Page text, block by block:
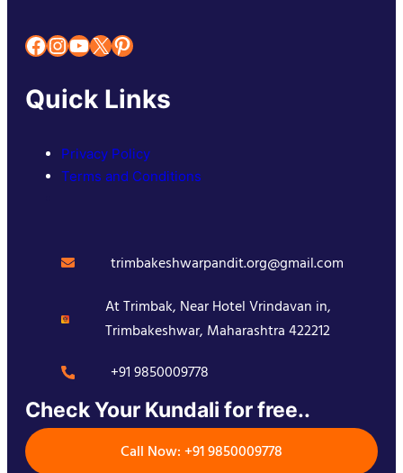
Facebook InstagramYouTube X Pinterest
Quick Links
Privacy Policy
Terms and Conditions
trimbakeshwarpandit.org@gmail.com
At Trimbak, Near Hotel Vrindavan in,
Trimbakeshwar, Maharashtra 422212
+91 9850009778
Check Your Kundali for free..
Call Now: +91 9850009778